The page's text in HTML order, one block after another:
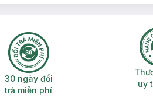
30 ngày đổi trả miễn phí
30 ngày đổi
trả miễn phí
uy